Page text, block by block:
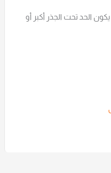
الحد تحت الجذر أكبر أو